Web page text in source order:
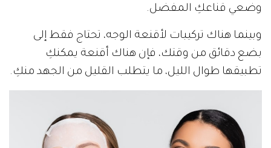
وضعي قناعكِ المفضل.
وبينما هناك تركيبات لأقنعة الوجه، تحتاج فقط إلى
بضع دقائق من وقتك، فإن هناك أقنعة يمكنكِ
تطبيقها طوال الليل، ما يتطلب القليل من الجهد منكِ.